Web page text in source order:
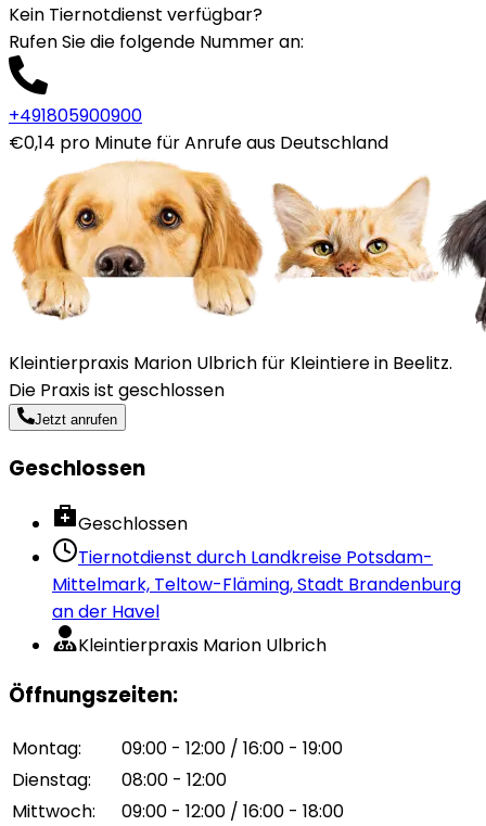
Kein Tiernotdienst verfügbar?
Rufen Sie die folgende Nummer an:
+491805900900
€0,14 pro Minute für Anrufe aus Deutschland
Kleintierpraxis Marion Ulbrich für Kleintiere in Beelitz.
Die Praxis ist geschlossen
Jetzt anrufen
Geschlossen
Geschlossen
Tiernotdienst durch Landkreise Potsdam-
Mittelmark, Teltow-Fläming, Stadt Brandenburg
an der Havel
Kleintierpraxis Marion Ulbrich
Öffnungszeiten:
Montag:
09:00 - 12:00 / 16:00 - 19:00
Dienstag:
08:00 - 12:00
Mittwoch:
09:00 - 12:00 / 16:00 - 18:00